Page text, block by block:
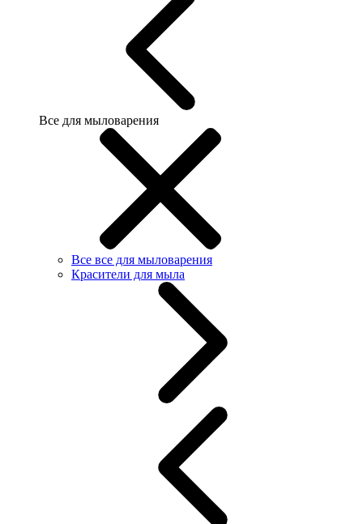
Все для мыловарения
Все все для мыловарения
Красители для мыла